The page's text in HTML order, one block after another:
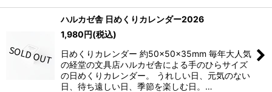
ハルカゼ舎 日めくりカレンダー2026
1,980円(税込)
日めくりカレンダー 約50×50×35mm 毎年大人気
の経堂の文具店ハルカゼ舎による手のひらサイズ
の日めくりカレンダー。 うれしい日、元気のない
日、待ち遠しい日、季節を楽しむ日。…